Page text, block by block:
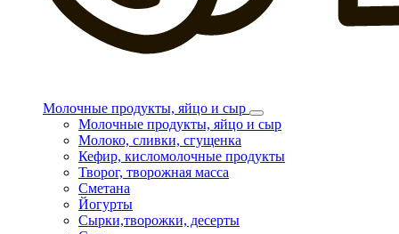
Молочные продукты, яйцо и сыр
Молочные продукты, яйцо и сыр
Молоко, сливки, сгущенка
Кефир, кисломолочные продукты
Творог, творожная масса
Сметана
Йогурты
Сырки,творожки, десерты